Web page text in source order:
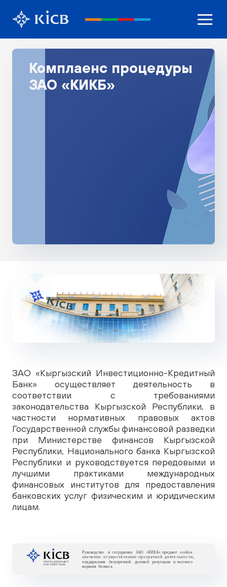
Комплаенс процедуры
ЗАО «КИКБ»
ЗАО «Кыргызский Инвестиционно-Кредитный
Банк» осуществляет деятельность в
соответствии с требованиями
законодательства Кыргызской Республики, в
частности нормативных правовых актов
Государственной службы финансовой разведки
при Министерстве финансов Кыргызской
Республики, Национального банка Кыргызской
Республики и руководствуется передовыми и
лучшими практиками международных
финансовых институтов для предоставления
банковских услуг физическим и юридическим
лицам.